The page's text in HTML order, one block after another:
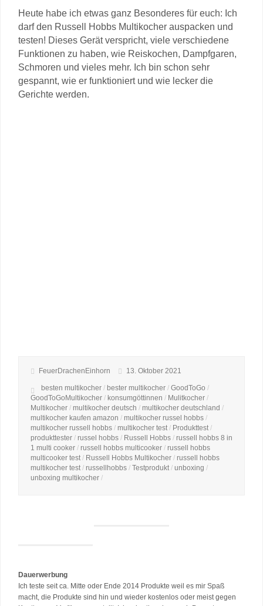
Heute habe ich etwas ganz Besonderes für euch: Ich
darf den Russell Hobbs Multikocher auspacken und
testen! Dieses Gerät verspricht, viele verschiedene
Funktionen zu haben, wie Reiskochen, Dampfgaren,
Schmoren und vieles mehr. Ich bin schon sehr
gespannt, wie er funktioniert und wie lecker die
Gerichte werden.
FeuerDrachenEinhorn 13. Oktober 2021
besten multikocher / bester multikocher / GoodToGo /
GoodToGoMultikocher / konsumgöttinnen / Mulitkocher /
Multikocher / multikocher deutsch / multikocher deutschland /
multikocher kaufen amazon / multikocher russel hobbs /
multikocher russell hobbs / multikocher test / Produkttest /
produkttester / russel hobbs / Russell Hobbs / russell hobbs 8 in
1 multi cooker / russell hobbs multicooker / russell hobbs
multicooker test / Russell Hobbs Multikocher / russell hobbs
multikocher test / russellhobbs / Testprodukt / unboxing /
unboxing multikocher /
Dauerwerbung
Ich teste seit ca. Mitte oder Ende 2014 Produkte weil es mir Spaß
macht, die Produkte sind hin und wieder kostenlos oder meist gegen